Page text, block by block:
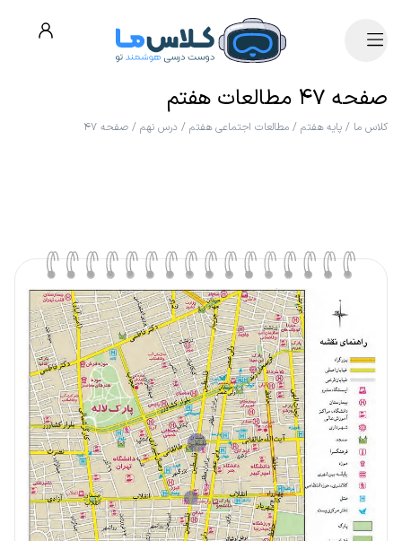
صفحه ۴۷ مطالعات هفتم
کلاس ما / پایه هفتم / مطالعات اجتماعی هفتم / درس نهم / صفحه ۴۷